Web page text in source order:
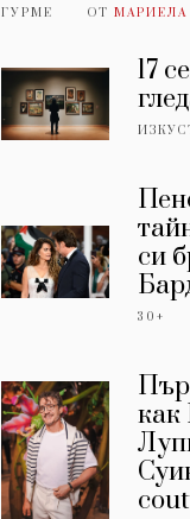
ГУРМЕ ОТ
17
си
30+
как